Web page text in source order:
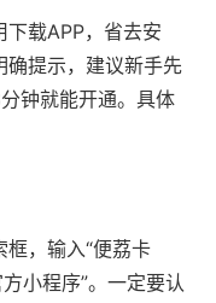
载APP，省去安
确提示，建议新手先
钟就能开通。具体
，输入“便荔卡
小程序”。一定要认